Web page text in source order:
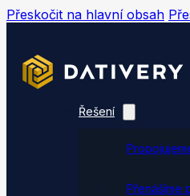
Přeskočit na hlavní obsah
Řešení
Přenášíme